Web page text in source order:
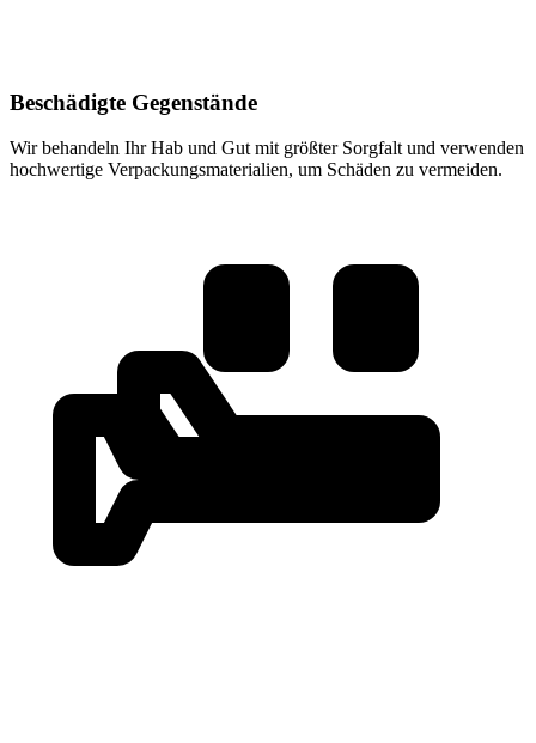
Beschädigte Gegenstände
Wir behandeln Ihr Hab und Gut mit größter Sorgfalt und verwenden
hochwertige Verpackungsmaterialien, um Schäden zu vermeiden.